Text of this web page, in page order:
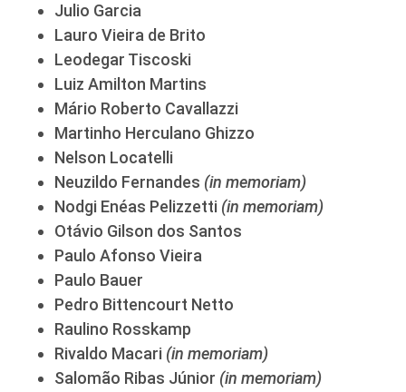
Julio Garcia
Lauro Vieira de Brito
Leodegar Tiscoski
Luiz Amilton Martins
Mário Roberto Cavallazzi
Martinho Herculano Ghizzo
Nelson Locatelli
Neuzildo Fernandes (in memoriam)
Nodgi Enéas Pelizzetti (in memoriam)
Otávio Gilson dos Santos
Paulo Afonso Vieira
Paulo Bauer
Pedro Bittencourt Netto
Raulino Rosskamp
Rivaldo Macari (in memoriam)
Salomão Ribas Júnior (in memoriam)